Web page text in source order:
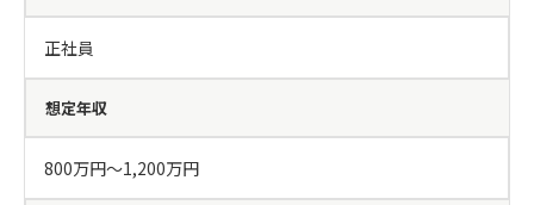
正社員
想定年収
800万円〜1,200万円